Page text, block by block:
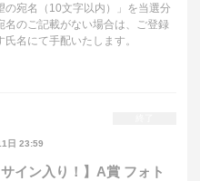
の宛名（10文字以内）」を当選分
名のご記載がない場合は、ご登録
名にて手配いたします。
日 23:59
イン入り！】A賞 フォト